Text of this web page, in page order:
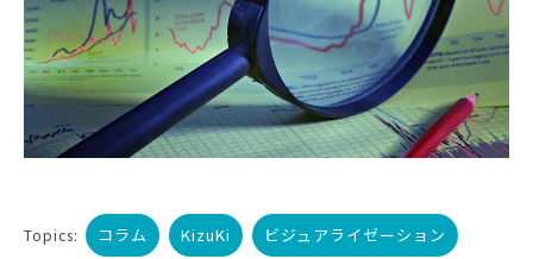
Topics: コラム KizuKi ビジュアライゼーション